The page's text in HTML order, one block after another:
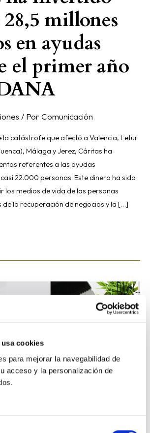
cookies
para mejorar la navegabilidad de
acceso y la personalización de
28,5 millones
en ayudas
el primer año
/ Por Comunicación
la catástrofe que afectó a Valencia, Letur
Málaga y Jerez, Cáritas ha
referentes a las ayudas
22.000 personas. Este dinero ha sido
los medios de vida de las personas
la recuperación de negocios y la […]